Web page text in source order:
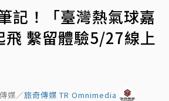
記！「臺灣熱氣球嘉
繫留體驗5/27線上
媒／旅奇傳媒 TR Omnimedia